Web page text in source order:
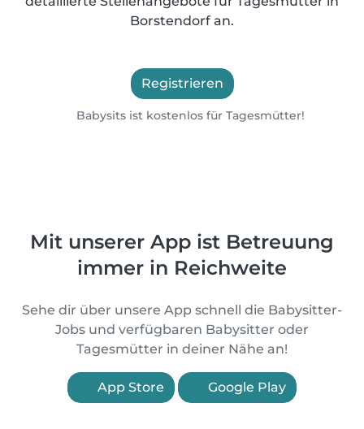
Borstendorf an.
Registrieren
Babysits ist kostenlos für Tagesmütter!
Mit unserer App ist Betreuung
immer in Reichweite
Sehe dir über unsere App schnell die Babysitter-
Jobs und verfügbaren Babysitter oder
Tagesmütter in deiner Nähe an!
App Store Google Play